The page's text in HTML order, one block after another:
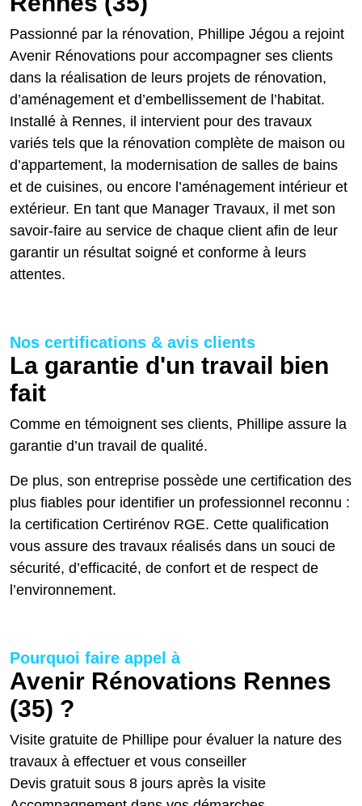
Passionné par la rénovation, Phillipe Jégou a rejoint
Avenir Rénovations pour accompagner ses clients
dans la réalisation de leurs projets de rénovation,
d’aménagement et d’embellissement de l’habitat.
Installé à Rennes, il intervient pour des travaux
variés tels que la rénovation complète de maison ou
d’appartement, la modernisation de salles de bains
et de cuisines, ou encore l’aménagement intérieur et
extérieur. En tant que Manager Travaux, il met son
savoir-faire au service de chaque client afin de leur
garantir un résultat soigné et conforme à leurs
attentes.
Nos certifications & avis clients
La garantie d'un travail bien
fait
Comme en témoignent ses clients, Phillipe assure la
garantie d’un travail de qualité.
De plus, son entreprise possède une certification des
plus fiables pour identifier un professionnel reconnu :
la certification Certirénov RGE. Cette qualification
vous assure des travaux réalisés dans un souci de
sécurité, d’efficacité, de confort et de respect de
l’environnement.
Pourquoi faire appel à
Avenir Rénovations Rennes
(35) ?
Visite gratuite de Phillipe pour évaluer la nature des
travaux à effectuer et vous conseiller
Devis gratuit sous 8 jours après la visite